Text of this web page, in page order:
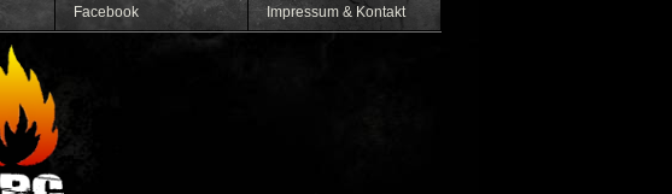
Facebook Impressum & Kontakt